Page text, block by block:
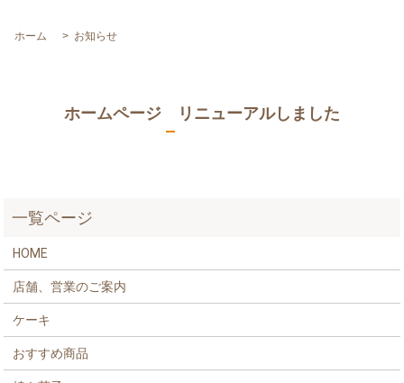
ホーム お知らせ
ホームページ リニューアルしました
一覧ページ
HOME
店舗、営業のご案内
ケーキ
おすすめ商品